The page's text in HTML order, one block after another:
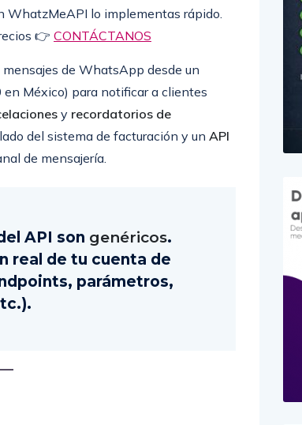
WhatzMeAPI lo implementas rápido.
👉 CONTÁCTANOS
de WhatsApp desde un
en México) para notificar a clientes
y recordatorios de
del sistema de facturación y un API
de mensajería.
API son genéricos.
real de tu cuenta de
parámetros,